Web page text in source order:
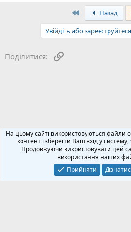
First Назад
Увійдіть або
Поділитися:
Акумулятори, УЗЕ, V2H, V2G - зберігання
Зворотний зв'язок Політика
На цьому сайті використовуються файли
контент і зберегти Ваш вхід у
Продовжуючи викристовувати цей
використання наших
Прийняти